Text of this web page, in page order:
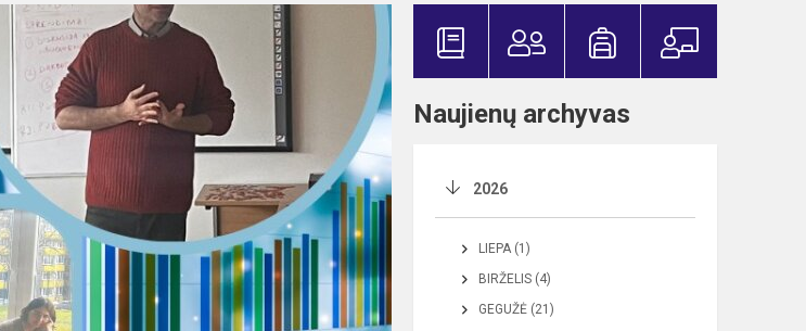
Naujienų archyvas
2026
LIEPA (1)
BIRŽELIS (4)
GEGUŽĖ (21)